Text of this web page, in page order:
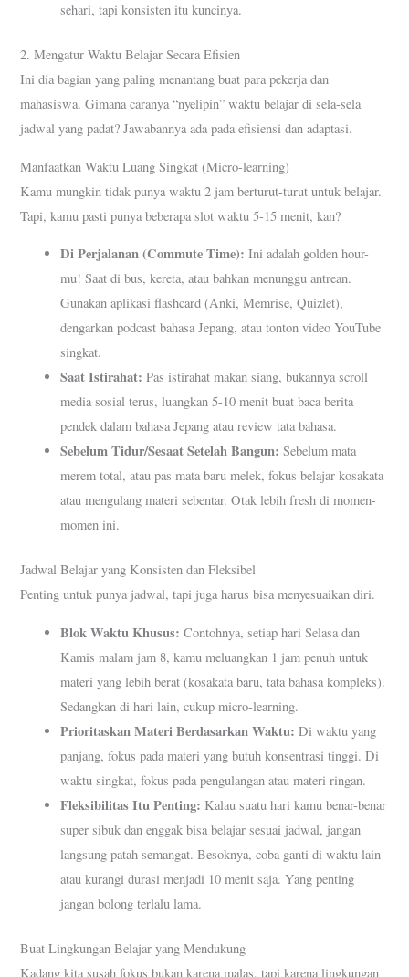
sehari, tapi konsisten itu kuncinya.
2. Mengatur Waktu Belajar Secara Efisien
Ini dia bagian yang paling menantang buat para pekerja dan
mahasiswa. Gimana caranya “nyelipin” waktu belajar di sela-sela
jadwal yang padat? Jawabannya ada pada efisiensi dan adaptasi.
Manfaatkan Waktu Luang Singkat (Micro-learning)
Kamu mungkin tidak punya waktu 2 jam berturut-turut untuk belajar.
Tapi, kamu pasti punya beberapa slot waktu 5-15 menit, kan?
Di Perjalanan (Commute Time): Ini adalah golden hour-
mu! Saat di bus, kereta, atau bahkan menunggu antrean.
Gunakan aplikasi flashcard (Anki, Memrise, Quizlet),
dengarkan podcast bahasa Jepang, atau tonton video YouTube
singkat.
Saat Istirahat: Pas istirahat makan siang, bukannya scroll
media sosial terus, luangkan 5-10 menit buat baca berita
pendek dalam bahasa Jepang atau review tata bahasa.
Sebelum Tidur/Sesaat Setelah Bangun: Sebelum mata
merem total, atau pas mata baru melek, fokus belajar kosakata
atau mengulang materi sebentar. Otak lebih fresh di momen-
momen ini.
Jadwal Belajar yang Konsisten dan Fleksibel
Penting untuk punya jadwal, tapi juga harus bisa menyesuaikan diri.
Blok Waktu Khusus: Contohnya, setiap hari Selasa dan
Kamis malam jam 8, kamu meluangkan 1 jam penuh untuk
materi yang lebih berat (kosakata baru, tata bahasa kompleks).
Sedangkan di hari lain, cukup micro-learning.
Prioritaskan Materi Berdasarkan Waktu: Di waktu yang
panjang, fokus pada materi yang butuh konsentrasi tinggi. Di
waktu singkat, fokus pada pengulangan atau materi ringan.
Fleksibilitas Itu Penting: Kalau suatu hari kamu benar-benar
super sibuk dan enggak bisa belajar sesuai jadwal, jangan
langsung patah semangat. Besoknya, coba ganti di waktu lain
atau kurangi durasi menjadi 10 menit saja. Yang penting
jangan bolong terlalu lama.
Buat Lingkungan Belajar yang Mendukung
Kadang kita susah fokus bukan karena malas, tapi karena lingkungan